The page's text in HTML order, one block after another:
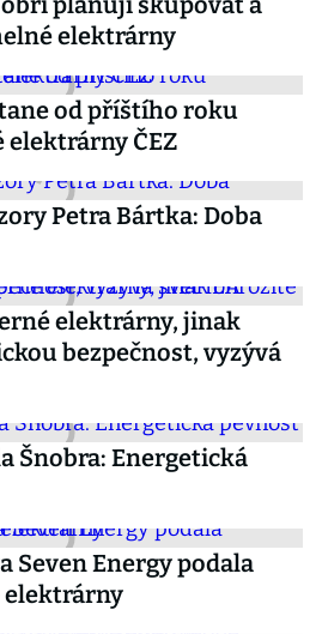
elektrárny
od příštího roku
ČEZ
Petra Bártka: Doba
elektrárny, jinak
bezpečnost, vyzývá
Šnobra: Energetická
Seven Energy podala
elektrárny